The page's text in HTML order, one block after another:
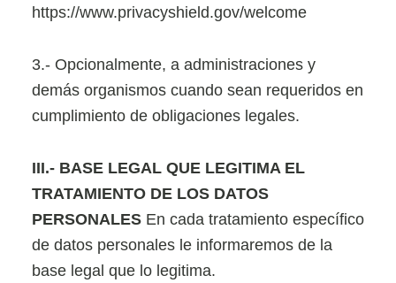
https://www.privacyshield.gov/welcome
3.- Opcionalmente, a administraciones y
demás organismos cuando sean requeridos en
cumplimiento de obligaciones legales.
III.- BASE LEGAL QUE LEGITIMA EL
TRATAMIENTO DE LOS DATOS
PERSONALES En cada tratamiento específico
de datos personales le informaremos de la
base legal que lo legitima.